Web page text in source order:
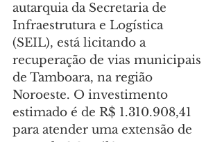
autarquia da Secretaria de
Infraestrutura e Logística
(SEIL), está licitando a
recuperação de vias municipais
de Tamboara, na região
Noroeste. O investimento
estimado é de R$ 1.310.908,41
para atender uma extensão de